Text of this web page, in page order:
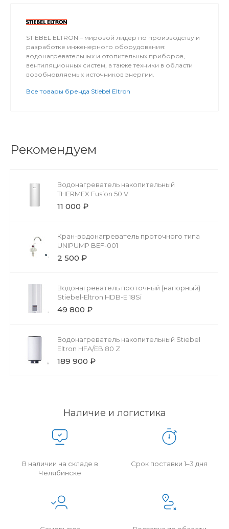
STIEBEL ELTRON – мировой лидер по производству и
разработке инженерного оборудования:
водонагревательных и отопительных приборов,
вентиляционных систем, а также техники в области
возобновляемых источников энергии.
Все товары бренда Stiebel Eltron
Рекомендуем
Водонагреватель накопительный
THERMEX Fusion 50 V
11 000 ₽
Кран-водонагреватель проточного типа
UNIPUMP BEF-001
2 500 ₽
Водонагреватель проточный (напорный)
Stiebel-Eltron HDB-E 18Si
49 800 ₽
Водонагреватель накопительный Stiebel
Eltron HFA/EB 80 Z
189 900 ₽
Наличие и логистика
В наличии на складе в
Челябинске
Срок поставки 1–3 дня